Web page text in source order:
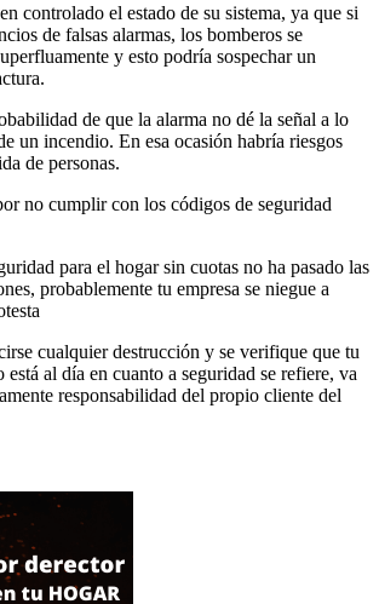
controlado el estado de su sistema, ya que si
de falsas alarmas, los bomberos se
y esto podría sospechar un
de que la alarma no dé la señal a lo
un incendio. En esa ocasión habría riesgos
de personas.
no cumplir con los códigos de seguridad
para el hogar sin cuotas no ha pasado las
probablemente tu empresa se niegue a
cualquier destrucción y se verifique que tu
está al día en cuanto a seguridad se refiere, va
responsabilidad del propio cliente del